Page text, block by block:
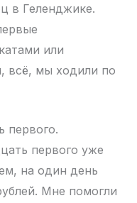
в Геленджике.
или
всё, мы ходили по
первого.
первого уже
на один день
Мне помогли